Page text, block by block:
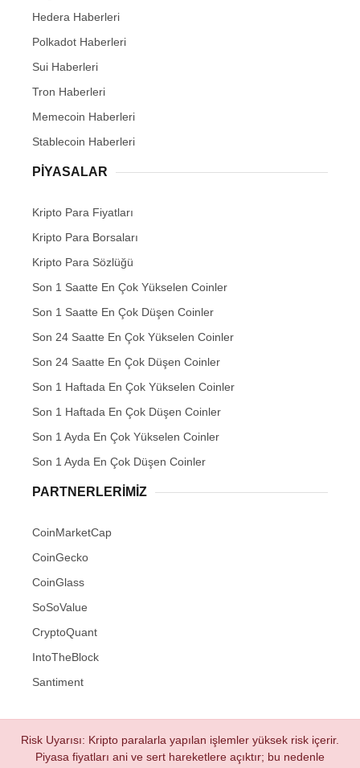
Hedera Haberleri
Polkadot Haberleri
Sui Haberleri
Tron Haberleri
Memecoin Haberleri
Stablecoin Haberleri
PIYASALAR
Kripto Para Fiyatları
Kripto Para Borsaları
Kripto Para Sözlüğü
Son 1 Saatte En Çok Yükselen Coinler
Son 1 Saatte En Çok Düşen Coinler
Son 24 Saatte En Çok Yükselen Coinler
Son 24 Saatte En Çok Düşen Coinler
Son 1 Haftada En Çok Yükselen Coinler
Son 1 Haftada En Çok Düşen Coinler
Son 1 Ayda En Çok Yükselen Coinler
Son 1 Ayda En Çok Düşen Coinler
PARTNERLERIMIZ
CoinMarketCap
CoinGecko
CoinGlass
SoSoValue
CryptoQuant
IntoTheBlock
Santiment
Risk Uyarısı: Kripto paralarla yapılan işlemler yüksek risk içerir.
Piyasa fiyatları ani ve sert hareketlere açıktır; bu nedenle